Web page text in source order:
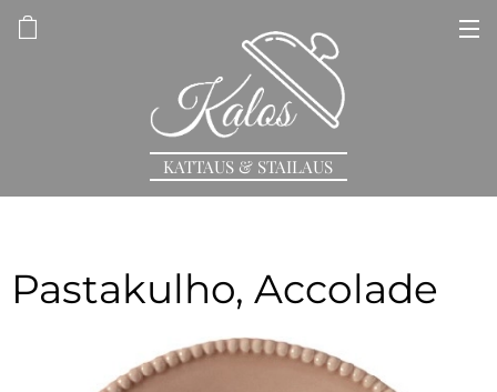
KATTAUS & STAILAUS
Pastakulho, Accolade